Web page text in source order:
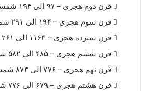
قرن دوم هجری – ۹۷ الی ۱۹۴ شمسی
قرن سوم هجری – ۱۹۴ الی ۲۹۱ شمسی
قرن سیزده هجری – ۱۱۶۴ الی ۱۲۶۱ شمسی
قرن ششم هجری – ۴۸۵ الی ۵۸۲ شمسی
قرن نهم هجری – ۷۷۶ الی ۸۷۳ شمسی
قرن هشتم هجری – ۶۷۹ الی ۷۷۶ شمسی